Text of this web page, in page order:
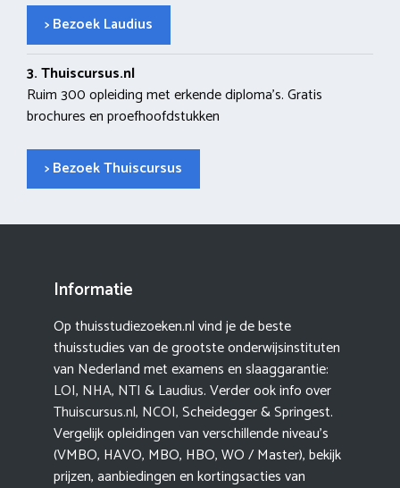
> Bezoek Laudius
3. Thuiscursus.nl
Ruim 300 opleiding met erkende diploma’s. Gratis
brochures en proefhoofdstukken
> Bezoek Thuiscursus
Informatie
Op thuisstudiezoeken.nl vind je de beste
thuisstudies van de grootste onderwijsinstituten
van Nederland met examens en slaaggarantie:
LOI, NHA, NTI &Laudius. Verder ook info over
Thuiscursus.nl, NCOI, Scheidegger & Springest.
Vergelijk opleidingen van verschillende niveau’s
(VMBO, HAVO, MBO, HBO, WO / Master), bekijk
prijzen, aanbiedingen en kortingsacties van